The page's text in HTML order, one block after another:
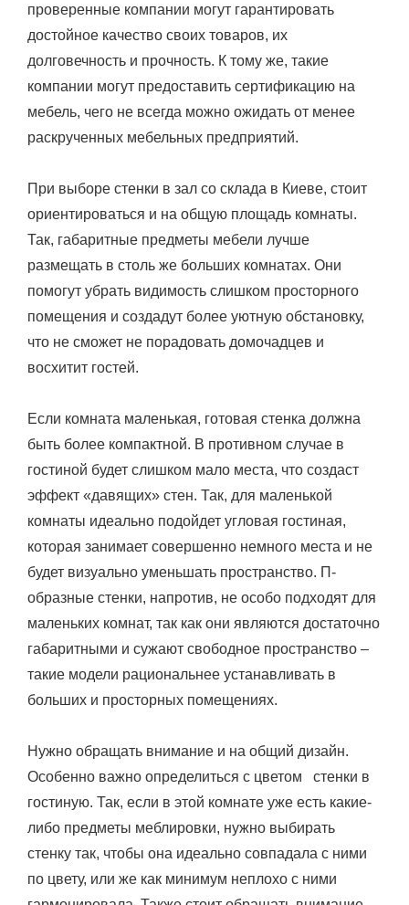
проверенные компании могут гарантировать
достойное качество своих товаров, их
долговечность и прочность. К тому же, такие
компании могут предоставить сертификацию на
мебель, чего не всегда можно ожидать от менее
раскрученных мебельных предприятий.
При выборе стенки в зал со склада в Киеве, стоит
ориентироваться и на общую площадь комнаты.
Так, габаритные предметы мебели лучше
размещать в столь же больших комнатах. Они
помогут убрать видимость слишком просторного
помещения и создадут более уютную обстановку,
что не сможет не порадовать домочадцев и
восхитит гостей.
Если комната маленькая, готовая стенка должна
быть более компактной. В противном случае в
гостиной будет слишком мало места, что создаст
эффект «давящих» стен. Так, для маленькой
комнаты идеально подойдет угловая гостиная,
которая занимает совершенно немного места и не
будет визуально уменьшать пространство. П-
образные стенки, напротив, не особо подходят для
маленьких комнат, так как они являются достаточно
габаритными и сужают свободное пространство –
такие модели рациональнее устанавливать в
больших и просторных помещениях.
Нужно обращать внимание и на общий дизайн.
Особенно важно определиться с цветом стенки в
гостиную. Так, если в этой комнате уже есть какие-
либо предметы меблировки, нужно выбирать
стенку так, чтобы она идеально совпадала с ними
по цвету, или же как минимум неплохо с ними